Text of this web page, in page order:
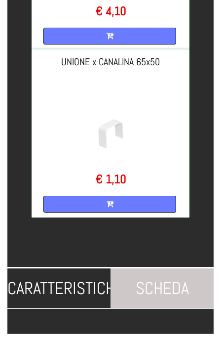
€ 4,10
UNIONE x CANALINA 65x50
€ 1,10
CARATTERISTICHE
SCHEDA
TECNICA